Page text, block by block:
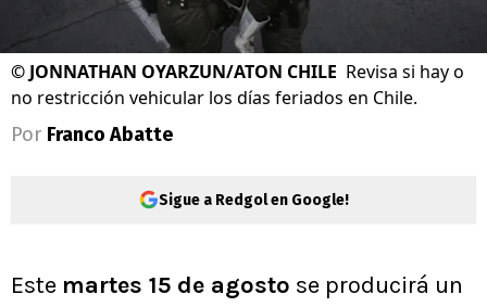
©JONNATHAN OYARZUN/ATON CHILE Revisa si hay o
no restricción vehicular los días feriados en Chile.
Por Franco Abatte
Sigue a Redgol en Google!
Este martes 15 de agosto se producirá un